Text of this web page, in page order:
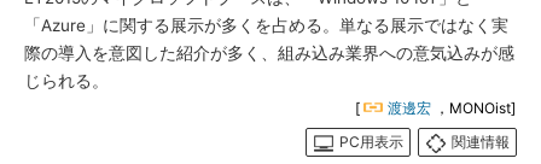
「Azure」に関する展示が多くを占める。単なる展示ではなく実
際の導入を意図した紹介が多く、組み込み業界への意気込みが感
じられる。
[ 渡邊宏 ，MONOist]
PC用表示
関連情報